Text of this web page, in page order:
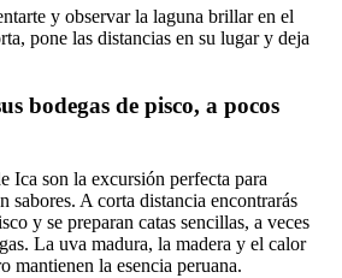
y observar la laguna brillar en el
pone las distancias en su lugar y deja
bodegas de pisco, a pocos
Ica son la excursión perfecta para
sabores. A corta distancia encontrarás
y se preparan catas sencillas, a veces
La uva madura, la madera y el calor
mantienen la esencia peruana.